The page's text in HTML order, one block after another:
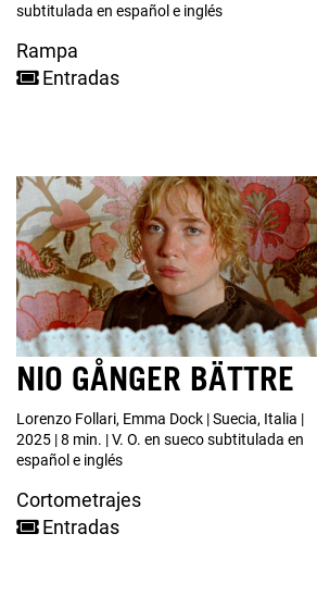
subtitulada en español e inglés
Rampa
Entradas
NIO GÅNGER BÄTTRE
Lorenzo Follari, Emma Dock | Suecia, Italia |
2025 | 8 min. | V. O. en sueco subtitulada en
español e inglés
Cortometrajes
Entradas